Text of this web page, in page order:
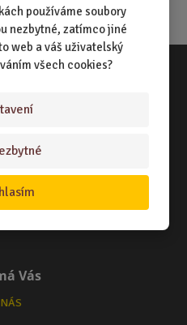
používáme soubory
nezbytné, zatímco jiné
web a váš uživatelský
všech cookies?
ZBOŽÍ
Vás